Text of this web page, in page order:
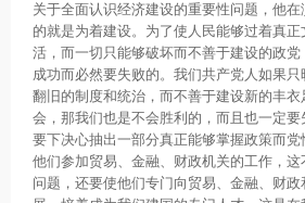
关于全面认识经济建设的重要性问题，他在
的就是为着建设。为了使人民能够过着真
活，而一切只能够破坏而不善于建设的政
成功而必然要失败的。我们共产党人如果
翻旧的制度和统治，而不善于建设新的丰
会，那我们也是不会胜利的，而且也一定
要下决心抽出一部分真正能够掌握政策而
他们参加贸易、金融、财政机关的工作，
问题，还要使他们专门向贸易、金融、财